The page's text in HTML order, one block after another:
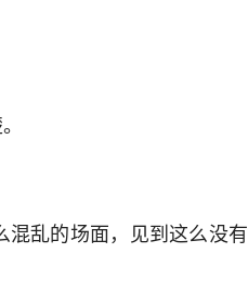
乱的场面，见到这么没有